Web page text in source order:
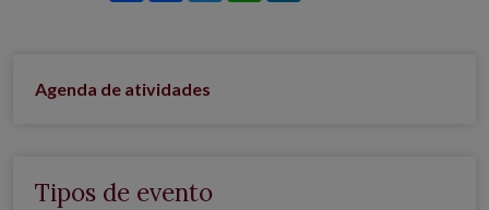
Agenda de atividades
Tipos de evento